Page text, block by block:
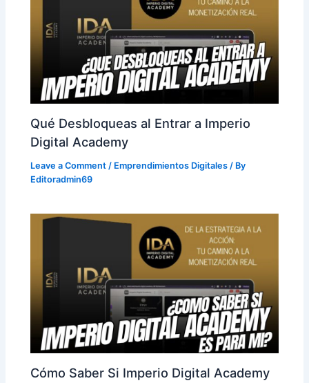
Qué Desbloqueas al Entrar a Imperio
Digital Academy
Leave a Comment / Emprendimientos Digitales / By
Editoradmin69
Cómo Saber Si Imperio Digital Academy